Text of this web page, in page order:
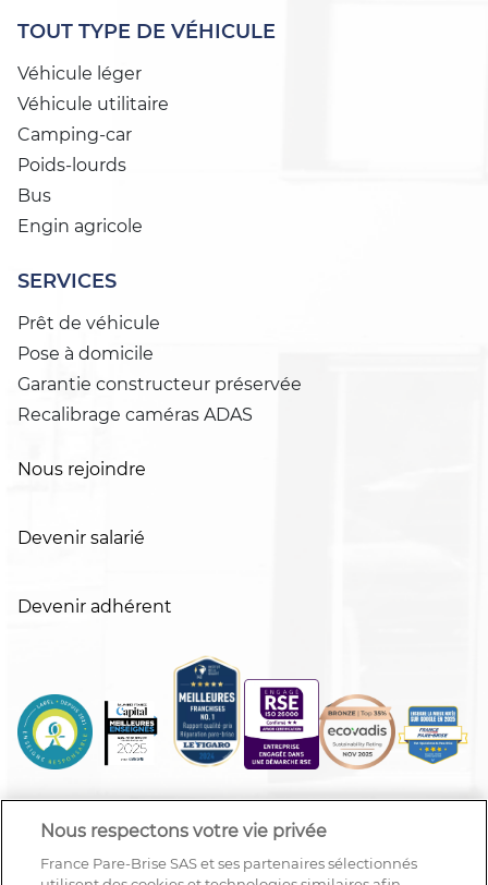
TOUT TYPE DE VÉHICULE
Véhicule léger
Véhicule utilitaire
Camping-car
Poids-lourds
Bus
Engin agricole
SERVICES
Prêt de véhicule
Pose à domicile
Garantie constructeur préservée
Recalibrage caméras ADAS
Nous rejoindre
Devenir salarié
Devenir adhérent
Nous respectons votre vie privée
France Pare-Brise SAS et ses partenaires sélectionnés